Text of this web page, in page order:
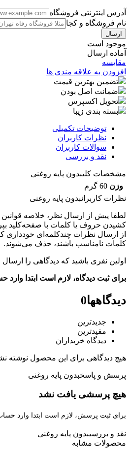
آدرس اینترنتی فروشگاه
نام فروشگاه و کجا
موجود است
آماده ارسال
مقایسه
افزودن به علاقه مندی ها
تضمین بهترین قیمت
ضمانت اصل بودن
تحویل اکسپرس
بسته بندی زیبا
توضیحات تکمیلی
نظرات کاربران
سوالات کاربران
نقد و بررسی
مشخصات کلیبدون پایه روغنی
وزن 60 گرم
نظرات کاربرانبدون پایه روغنی
کشیدن حروف یا کلمات با صفحه‌کلید
از ارسال نظرات چندکلمه‌‌ای خودداری
کلمات نامناسب باشند، حذف می‌شوند.
اولین نفری باشید که دیدگاهی را
برای ثبت دیدگاه، لازم است ابتدا
دیدگاهها0
جدیدترین
مفیدترین
دیدگاه خریداران
هیچ دیدگاهی برای این محصول نوشته
پرسش و پاسخبدون پایه روغنی
هیچ پرسشی یافت نشد
برای ثبت پرسش، لازم است ابتدا وارد
نقد و بررسیبدون پایه روغنی
محصولات مشابه